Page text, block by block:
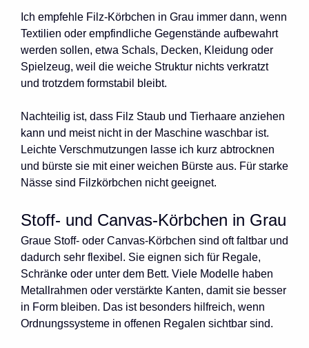
Ich empfehle Filz-Körbchen in Grau immer dann, wenn
Textilien oder empfindliche Gegenstände aufbewahrt
werden sollen, etwa Schals, Decken, Kleidung oder
Spielzeug, weil die weiche Struktur nichts verkratzt
und trotzdem formstabil bleibt.
Nachteilig ist, dass Filz Staub und Tierhaare anziehen
kann und meist nicht in der Maschine waschbar ist.
Leichte Verschmutzungen lasse ich kurz abtrocknen
und bürste sie mit einer weichen Bürste aus. Für starke
Nässe sind Filzkörbchen nicht geeignet.
Stoff- und Canvas-Körbchen in Grau
Graue Stoff- oder Canvas-Körbchen sind oft faltbar und
dadurch sehr flexibel. Sie eignen sich für Regale,
Schränke oder unter dem Bett. Viele Modelle haben
Metallrahmen oder verstärkte Kanten, damit sie besser
in Form bleiben. Das ist besonders hilfreich, wenn
Ordnungssysteme in offenen Regalen sichtbar sind.